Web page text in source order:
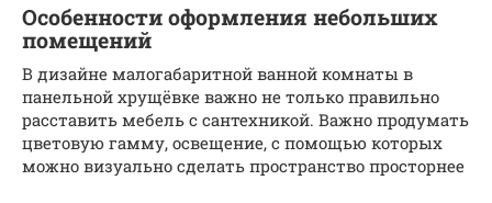
Особенности оформления небольших
помещений
В дизайне малогабаритной ванной комнаты в
панельной хрущёвке важно не только правильно
расставить мебель с сантехникой. Важно продумать
цветовую гамму, освещение, с помощью которых
можно визуально сделать пространство просторнее